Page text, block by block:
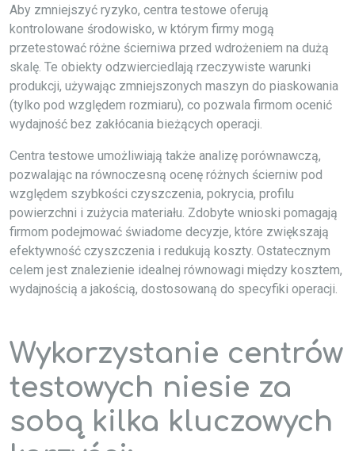
Aby zmniejszyć ryzyko, centra testowe oferują
kontrolowane środowisko, w którym firmy mogą
przetestować różne ścierniwa przed wdrożeniem na dużą
skalę. Te obiekty odzwierciedlają rzeczywiste warunki
produkcji, używając zmniejszonych maszyn do piaskowania
(tylko pod względem rozmiaru), co pozwala firmom ocenić
wydajność bez zakłócania bieżących operacji.
Centra testowe umożliwiają także analizę porównawczą,
pozwalając na równoczesną ocenę różnych ścierniw pod
względem szybkości czyszczenia, pokrycia, profilu
powierzchni i zużycia materiału. Zdobyte wnioski pomagają
firmom podejmować świadome decyzje, które zwiększają
efektywność czyszczenia i redukują koszty. Ostatecznym
celem jest znalezienie idealnej równowagi między kosztem,
wydajnością a jakością, dostosowaną do specyfiki operacji.
Wykorzystanie centrów
testowych niesie za
sobą kilka kluczowych